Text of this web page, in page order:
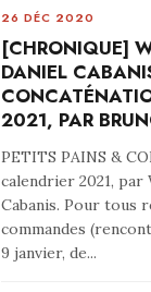
26 DÉC 2020
[CHRONIQUE]
DANIEL
2021, PAR
PETITS PAINS &
calendrier 2021,
Cabanis. Pour tous
commandes
9 janvier, de...